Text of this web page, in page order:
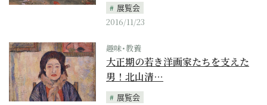
展覧会
2016/11/23
趣味･教養
大正期の若き洋画家たちを支えた
男！北山清…
展覧会